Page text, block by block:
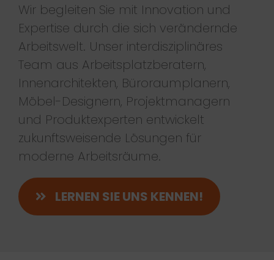
Wir begleiten Sie mit Innovation und
Expertise durch die sich verändernde
Arbeitswelt. Unser interdisziplinäres
Team aus Arbeitsplatzberatern,
Innenarchitekten, Büroraumplanern,
Möbel-Designern, Projektmanagern
und Produktexperten entwickelt
zukunftsweisende Lösungen für
moderne Arbeitsräume.
LERNEN SIE UNS KENNEN!